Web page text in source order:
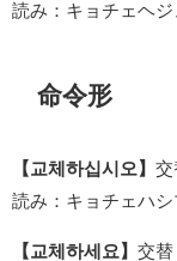
読み：キョチェヘジ
命令形
【교체하십시오】 交
読み：キョチェハシ
【교체하세요】 交替